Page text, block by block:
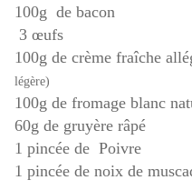
100g de bacon
3 œufs
100g de crème fraîche
légère)
100g de fromage blanc
60g de gruyère râpé
1 pincée de Poivre
1 pincée de noix de